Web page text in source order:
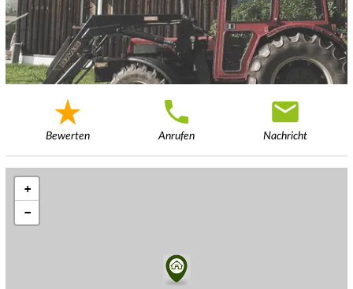
Bewerten Anrufen Nachricht
+
−